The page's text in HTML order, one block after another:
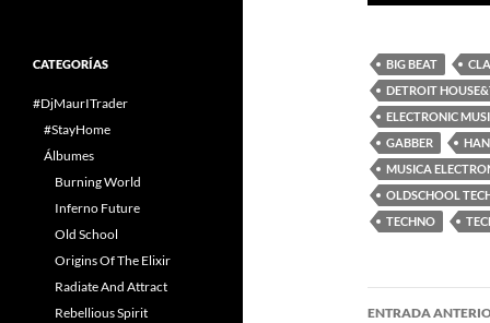
audio
BIG BEAT
DETROIT
ELECTRONIC
GABBER
MUSICA
OLDSCHOOL
TECHNO
ENTRADA
CATEGORÍAS
#DjMaurITrader
#StayHome
Álbumes
Burning World
Inferno Future
Old School
Origins Of The Elixir
Radiate And Attract
Rebellious Spirit